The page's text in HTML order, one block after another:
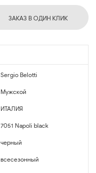
ЗАКАЗ В ОДИН КЛИК
Sergio Belotti
Мужской
ИТАЛИЯ
7051 Napoli black
черный
всесезонный